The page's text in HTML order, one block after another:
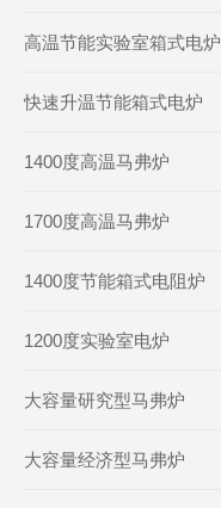
高温节能实验室箱式电炉
快速升温节能箱式电炉
1400度高温马弗炉
1700度高温马弗炉
1400度节能箱式电阻炉
1200度实验室电炉
大容量研究型马弗炉
大容量经济型马弗炉